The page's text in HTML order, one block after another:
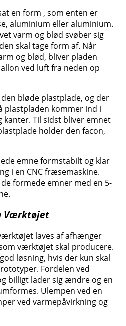
en form , som enten er
aluminium eller aluminium.
varm og blød svøber sig
skal tage form af. Når
og blød, bliver pladen
ved luft fra neden op
bløde plastplade, og der
plastpladen kommer ind i
Til sidst bliver emnet
holder den facon,
emne formstabilt og klar
i en CNC fræsemaskine.
formede emner med en 5-
Værktøjet
laves af afhænger
værktøjet skal producere.
løsning, hvis der kun skal
Fordelen ved
billigt lader sig ændre og en
Ulempen ved en
ved varmepåvirkning og